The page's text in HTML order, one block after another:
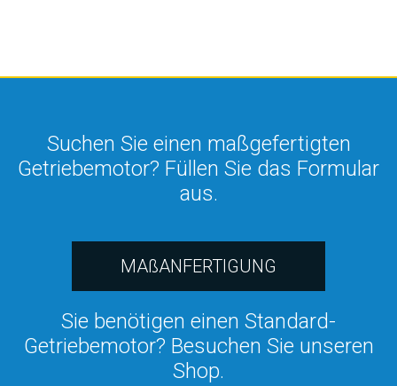
Suchen Sie einen maßgefertigten
Getriebemotor? Füllen Sie das Formular
aus.
MAßANFERTIGUNG
Sie benötigen einen Standard-
Getriebemotor? Besuchen Sie unseren
Shop.